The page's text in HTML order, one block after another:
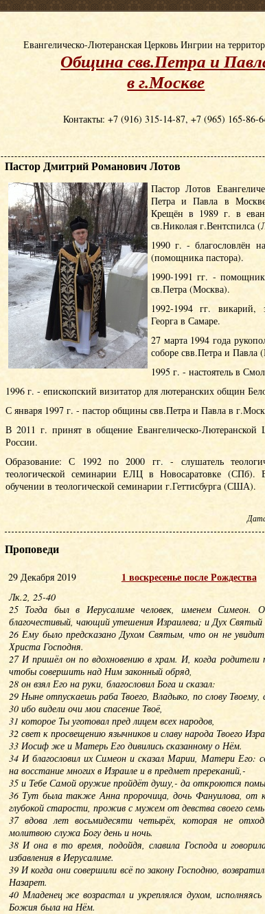
Евангелическо-Лютеранская Церковь Ингрии на
Община свв.Петра и
в г.Москве
Контакты: +7 (916) 315-14-87, +7 (965) 165-86-
Пастор Дмитрий Романович Лотов
Пастор Лотов
Петра и Павла в
Крещён в 1989 г. в
св.Николая г.Вентспилса
1990 г. - благословлён
(помощника пастора).
1990-1991 гг. -
св.Петра (Москва).
1992-1994 гг. викарий,
Георга в Самаре.
27 марта 1994 года
соборе свв.Петра и Павла
1995 г. - настоятель в
1996 г. - епископский визитатор для лютеранских общин
С января 1997 г. - пастор общины свв.Петра и Павла в
В 2011 г. принят в общение Евангелическо-
России.
Образование: С 1992 по 2000 гг. - слушатель
теологической семинарии ЕЛЦ в Новосаратовке (СПб).
обучении в теологической семинарии г.Геттисбурга (США).
Проповеди
29 Декабря 2019 1 воскресенье после Рождества
Лк.2, 25-40
25 Тогда был в Иерусалиме человек, именем
благочестивый, чающий утешения Израилева; и Дух Святый
26 Ему было предсказано Духом Святым, что он не
Христа Господня.
27 И пришёл он по вдохновению в храм. И, когда родители
чтобы совершить над Ним законный обряд,
28 он взял Его на руки, благословил Бога и сказал:
29 Ныне отпускаешь раба Твоего, Владыко, по слову Твоему,
30 ибо видели очи мои спасение Твоё,
31 которое Ты уготовал пред лицем всех народов,
32 свет к просвещению язычников и славу народа Твоего
33 Иосиф же и Матерь Его дивились сказанному о Нём.
34 И благословил их Симеон и сказал Марии, Матери Его:
на восстание многих в Израиле и в предмет пререканий,-
35 и Тебе Самой оружие пройдёт душу,- да откроются
36 Тут была также Анна пророчица, дочь Фануилова, от
глубокой старости, прожив с мужем от девства своего
37 вдова лет восьмидесяти четырёх, которая не
молитвою служа Богу день и ночь.
38 И она в то время, подойдя, славила Господа и
избавления в Иерусалиме.
39 И когда они совершили всё по закону Господню,
Назарет.
40 Младенец же возрастал и укреплялся духом,
Божия была на Нём.